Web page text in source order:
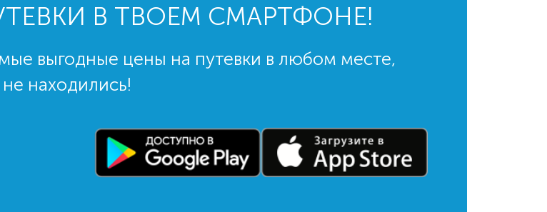
В ТВОЕМ СМАРТФОНЕ!
выгодные цены на путевки в любом месте,
находились!